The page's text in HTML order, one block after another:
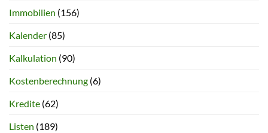
Immobilien (156)
Kalender (85)
Kalkulation (90)
Kostenberechnung (6)
Kredite (62)
Listen (189)